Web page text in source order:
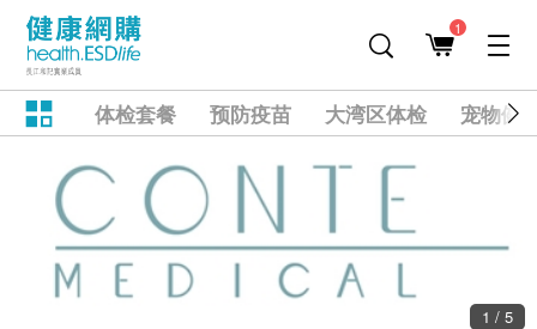
1
体检套餐 预防疫苗 大湾区体检 宠物健
1 / 5